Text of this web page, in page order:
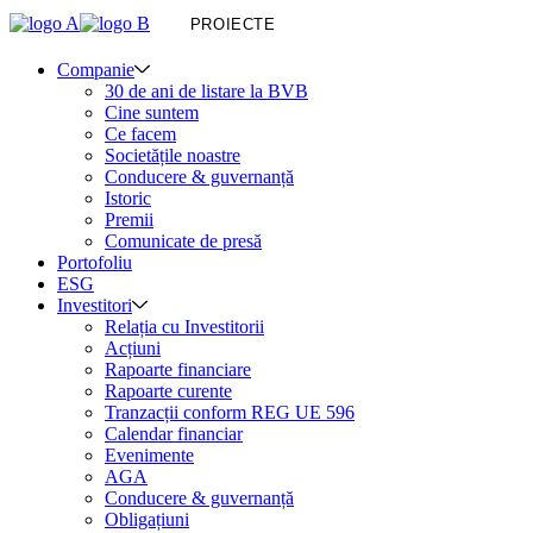
PROIECTE
Companie
30 de ani de listare la BVB
Cine suntem
Ce facem
Societățile noastre
Conducere & guvernanță
Istoric
Premii
Comunicate de presă
Portofoliu
ESG
Investitori
Relația cu Investitorii
Acțiuni
Rapoarte financiare
Rapoarte curente
Tranzacții conform REG UE 596
Calendar financiar
Evenimente
AGA
Conducere & guvernanță
Obligațiuni